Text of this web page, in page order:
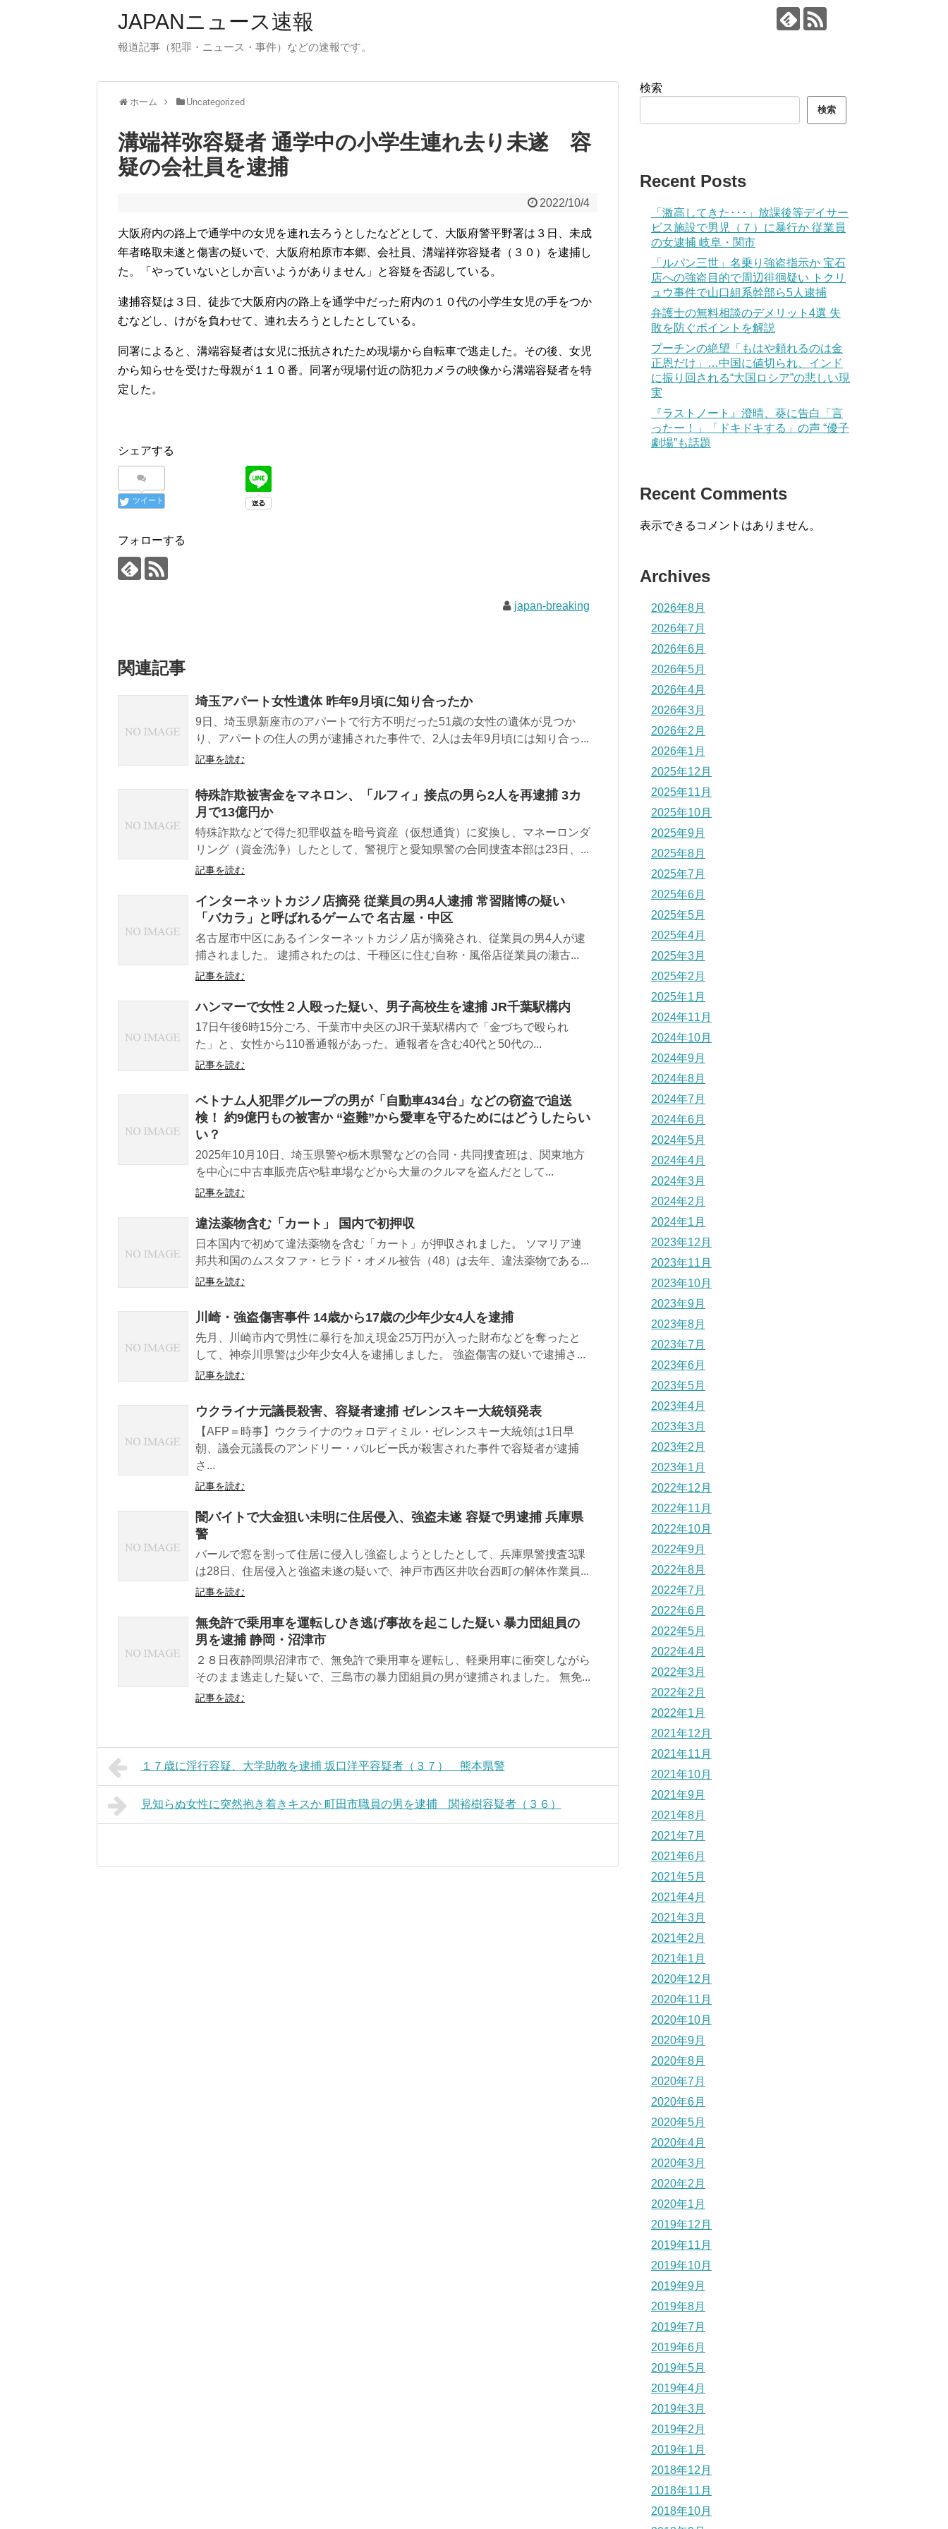
JAPANニュース速報
報道記事（犯罪・ニュース・事件）などの速報です。
ホーム Uncategorized
溝端祥弥容疑者 通学中の小学生連れ去り未遂 容
疑の会社員を逮捕
2022/10/4
大阪府内の路上で通学中の女児を連れ去ろうとしたなどとして、大阪府警平野署は３日、未成
年者略取未遂と傷害の疑いで、大阪府柏原市本郷、会社員、溝端祥弥容疑者（３０）を逮捕し
た。「やっていないとしか言いようがありません」と容疑を否認している。
逮捕容疑は３日、徒歩で大阪府内の路上を通学中だった府内の１０代の小学生女児の手をつか
むなどし、けがを負わせて、連れ去ろうとしたとしている。
同署によると、溝端容疑者は女児に抵抗されたため現場から自転車で逃走した。その後、女児
から知らせを受けた母親が１１０番。同署が現場付近の防犯カメラの映像から溝端容疑者を特
定した。
シェアする
ツイート
フォローする
japan-breaking
関連記事
埼玉アパート女性遺体 昨年9月頃に知り合ったか
9日、埼玉県新座市のアパートで行方不明だった51歳の女性の遺体が見つか
り、アパートの住人の男が逮捕された事件で、2人は去年9月頃には知り合っ...
記事を読む
特殊詐欺被害金をマネロン、「ルフィ」接点の男ら2人を再逮捕 3カ
月で13億円か
特殊詐欺などで得た犯罪収益を暗号資産（仮想通貨）に変換し、マネーロンダ
リング（資金洗浄）したとして、警視庁と愛知県警の合同捜査本部は23日、...
記事を読む
インターネットカジノ店摘発 従業員の男4人逮捕 常習賭博の疑い
「バカラ」と呼ばれるゲームで 名古屋・中区
名古屋市中区にあるインターネットカジノ店が摘発され、従業員の男4人が逮
捕されました。 逮捕されたのは、千種区に住む自称・風俗店従業員の瀬古...
記事を読む
ハンマーで女性２人殴った疑い、男子高校生を逮捕 JR千葉駅構内
17日午後6時15分ごろ、千葉市中央区のJR千葉駅構内で「金づちで殴られ
た」と、女性から110番通報があった。通報者を含む40代と50代の...
記事を読む
ベトナム人犯罪グループの男が「自動車434台」などの窃盗で追送
検！ 約9億円もの被害か “盗難”から愛車を守るためにはどうしたらい
い？
2025年10月10日、埼玉県警や栃木県警などの合同・共同捜査班は、関東地方
を中心に中古車販売店や駐車場などから大量のクルマを盗んだとして...
記事を読む
違法薬物含む「カート」 国内で初押収
日本国内で初めて違法薬物を含む「カート」が押収されました。 ソマリア連
邦共和国のムスタファ・ヒラド・オメル被告（48）は去年、違法薬物である...
記事を読む
川崎・強盗傷害事件 14歳から17歳の少年少女4人を逮捕
先月、川崎市内で男性に暴行を加え現金25万円が入った財布などを奪ったと
して、神奈川県警は少年少女4人を逮捕しました。 強盗傷害の疑いで逮捕さ...
記事を読む
ウクライナ元議長殺害、容疑者逮捕 ゼレンスキー大統領発表
【AFP＝時事】ウクライナのウォロディミル・ゼレンスキー大統領は1日早
朝、議会元議長のアンドリー・パルビー氏が殺害された事件で容疑者が逮捕
さ...
記事を読む
闇バイトで大金狙い未明に住居侵入、強盗未遂 容疑で男逮捕 兵庫県
警
バールで窓を割って住居に侵入し強盗しようとしたとして、兵庫県警捜査3課
は28日、住居侵入と強盗未遂の疑いで、神戸市西区井吹台西町の解体作業員...
記事を読む
無免許で乗用車を運転しひき逃げ事故を起こした疑い 暴力団組員の
男を逮捕 静岡・沼津市
２８日夜静岡県沼津市で、無免許で乗用車を運転し、軽乗用車に衝突しながら
そのまま逃走した疑いで、三島市の暴力団組員の男が逮捕されました。 無免...
記事を読む
１７歳に淫行容疑、大学助教を逮捕 坂口洋平容疑者（３７） 熊本県警
見知らぬ女性に突然抱き着きキスか 町田市職員の男を逮捕 関裕樹容疑者（３６）
検索
検索
Recent Posts
「激高してきた･･･」放課後等デイサー
ビス施設で男児（７）に暴行か 従業員
の女逮捕 岐阜・関市
「ルパン三世」名乗り強盗指示か 宝石
店への強盗目的で周辺徘徊疑い トクリ
ュウ事件で山口組系幹部ら5人逮捕
弁護士の無料相談のデメリット4選 失
敗を防ぐポイントを解説
プーチンの絶望「もはや頼れるのは金
正恩だけ」…中国に値切られ、インド
に振り回される“大国ロシア”の悲しい現
実
『ラストノート』澄晴、葵に告白「言
ったー！」「ドキドキする」の声 “優子
劇場”も話題
Recent Comments
表示できるコメントはありません。
Archives
2026年8月
2026年7月
2026年6月
2026年5月
2026年4月
2026年3月
2026年2月
2026年1月
2025年12月
2025年11月
2025年10月
2025年9月
2025年8月
2025年7月
2025年6月
2025年5月
2025年4月
2025年3月
2025年2月
2025年1月
2024年11月
2024年10月
2024年9月
2024年8月
2024年7月
2024年6月
2024年5月
2024年4月
2024年3月
2024年2月
2024年1月
2023年12月
2023年11月
2023年10月
2023年9月
2023年8月
2023年7月
2023年6月
2023年5月
2023年4月
2023年3月
2023年2月
2023年1月
2022年12月
2022年11月
2022年10月
2022年9月
2022年8月
2022年7月
2022年6月
2022年5月
2022年4月
2022年3月
2022年2月
2022年1月
2021年12月
2021年11月
2021年10月
2021年9月
2021年8月
2021年7月
2021年6月
2021年5月
2021年4月
2021年3月
2021年2月
2021年1月
2020年12月
2020年11月
2020年10月
2020年9月
2020年8月
2020年7月
2020年6月
2020年5月
2020年4月
2020年3月
2020年2月
2020年1月
2019年12月
2019年11月
2019年10月
2019年9月
2019年8月
2019年7月
2019年6月
2019年5月
2019年4月
2019年3月
2019年2月
2019年1月
2018年12月
2018年11月
2018年10月